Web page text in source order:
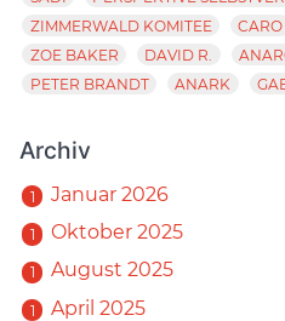
ZIMMERWALD KOMITEE
CARO
ZOE BAKER
DAVID R.
PETER BRANDT
ANARK
Archiv
1 Januar 2026
1 Oktober 2025
1 August 2025
1 April 2025